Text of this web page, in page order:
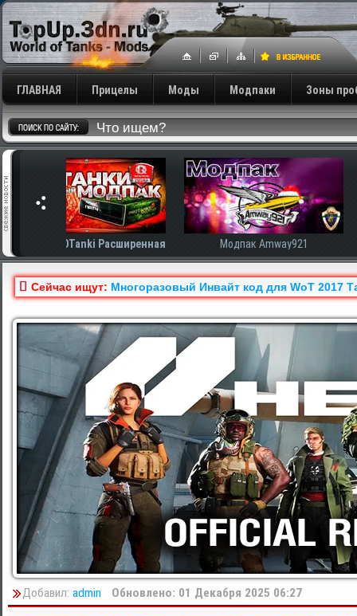
ГЛАВНАЯ Прицелы Моды Модпаки Зоны
Модпак Amway921 Модпак
Сейчас ищут: Многоразовый Инвайт код для WoT 2017
Добавил: admin Обновлено: 01 Декабря 2025 06:27